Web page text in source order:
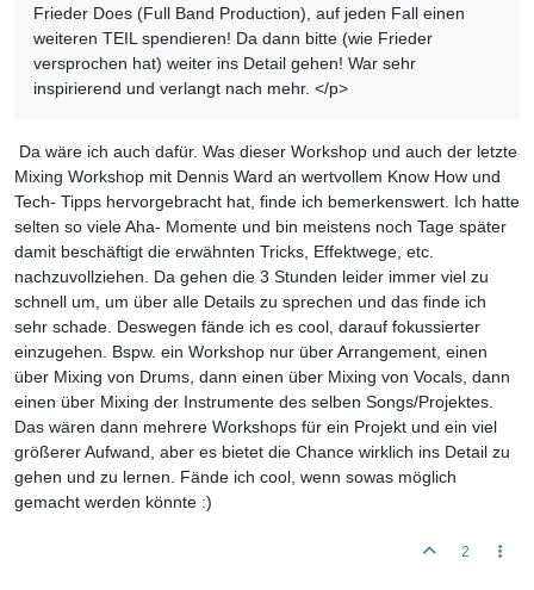
Frieder Does (Full Band Production), auf jeden Fall einen
weiteren TEIL spendieren! Da dann bitte (wie Frieder
versprochen hat) weiter ins Detail gehen! War sehr
inspirierend und verlangt nach mehr. </p>
Da wäre ich auch dafür. Was dieser Workshop und auch der letzte
Mixing Workshop mit Dennis Ward an wertvollem Know How und
Tech- Tipps hervorgebracht hat, finde ich bemerkenswert. Ich hatte
selten so viele Aha- Momente und bin meistens noch Tage später
damit beschäftigt die erwähnten Tricks, Effektwege, etc.
nachzuvollziehen. Da gehen die 3 Stunden leider immer viel zu
schnell um, um über alle Details zu sprechen und das finde ich
sehr schade. Deswegen fände ich es cool, darauf fokussierter
einzugehen. Bspw. ein Workshop nur über Arrangement, einen
über Mixing von Drums, dann einen über Mixing von Vocals, dann
einen über Mixing der Instrumente des selben Songs/Projektes.
Das wären dann mehrere Workshops für ein Projekt und ein viel
größerer Aufwand, aber es bietet die Chance wirklich ins Detail zu
gehen und zu lernen. Fände ich cool, wenn sowas möglich
gemacht werden könnte :)
2